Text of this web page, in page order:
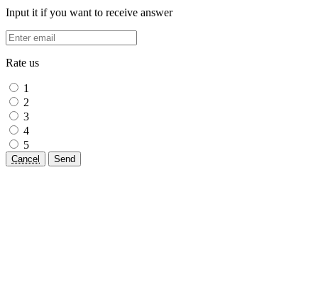
Input it if you want to receive answer
Rate us
1
2
3
4
5
Cancel Send